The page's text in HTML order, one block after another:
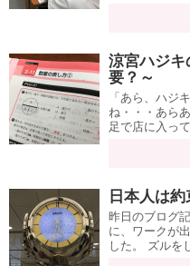
涼宮ハジキ
要？～
「あら、ハジ
ね・・・あら
足で店に入っ
日本人は
昨日のブログ
に、ワークが
した。 ズルを